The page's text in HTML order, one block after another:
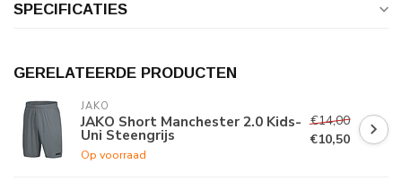
SPECIFICATIES
GERELATEERDE PRODUCTEN
JAKO
JAKO Short Manchester 2.0 Kids-
Uni Steengrijs
Op voorraad
€14,00
€10,50